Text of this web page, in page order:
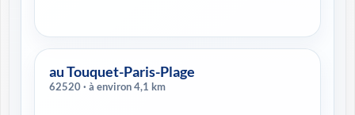
au Touquet-Paris-Plage
62520 · à environ 4,1 km